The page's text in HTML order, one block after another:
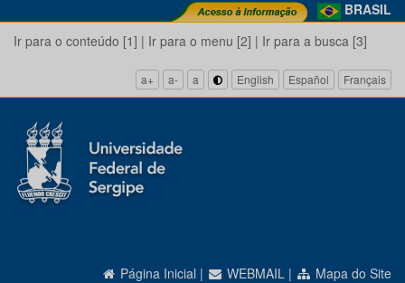
BRASIL
Ir para o conteúdo [1] | Ir para o menu [2] | Ir para a busca [3]
a+ a- a English Español Français
Página Inicial | WEBMAIL | Mapa do Site